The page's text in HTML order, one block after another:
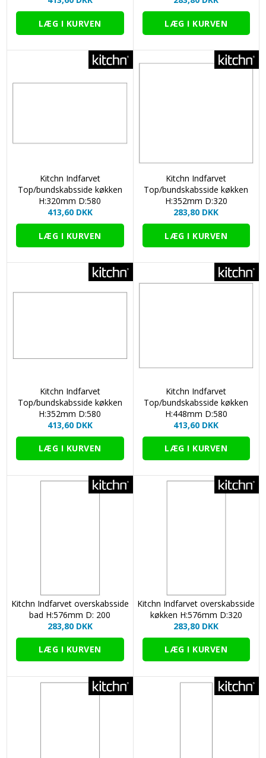
Kitchn Indfarvet
Top/bundskabsside køkken
H:320mm D:580
413,60 DKK
Kitchn Indfarvet
Top/bundskabsside køkken
H:352mm D:320
283,80 DKK
Kitchn Indfarvet
Top/bundskabsside køkken
H:352mm D:580
413,60 DKK
Kitchn Indfarvet
Top/bundskabsside køkken
H:448mm D:580
413,60 DKK
Kitchn Indfarvet overskabsside
bad H:576mm D: 200
283,80 DKK
Kitchn Indfarvet overskabsside
køkken H:576mm D:320
283,80 DKK